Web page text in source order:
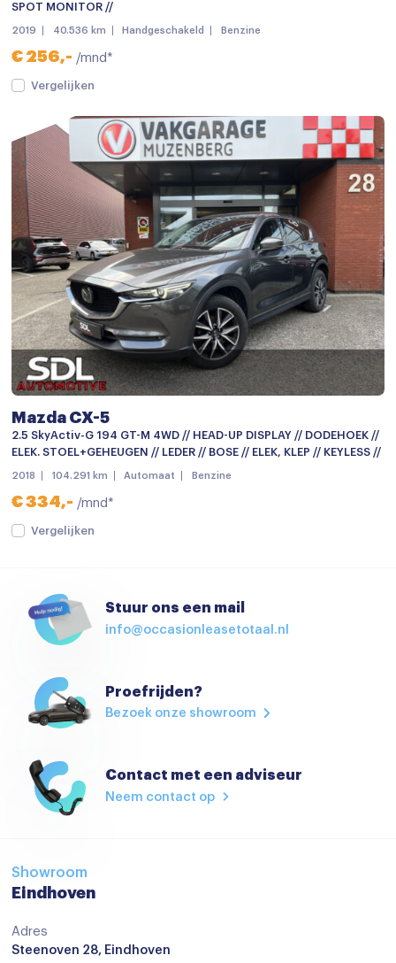
Multi-functioneel stuurwiel
Passagiersstoel in hoogte verstelbaar
Regensensor
Stoelverwarming
Stuur verstelbaar
stuurverwarming
Voorstoelen verwarmd
Start/stop systeem
Airbag(s) hoofd achter
Airbag(s) hoofd voor
Airbag(s) side voor
Airbag bestuurder
Airbag passagier
Alarm klasse 1(startblokkering)
Anti doorSlip Regeling
Autonomous Emergency Braking
Dodehoek detector
Elektronisch Stabiliteits Programma
Hill hold functie
Rijstrooksensor
Verkeersbord detectie
Achteropkomend verkeer waarschuwing
airco automatisch
Bluetooth
SPOT MONITOR //
2019 40.536 km Handgeschakeld Benzine
€ 256,- /mnd*
Vergelijken
Mazda CX-5
2.5 SkyActiv-G 194 GT-M 4WD // HEAD-UP DISPLAY // DODEHOEK //
ELEK. STOEL+GEHEUGEN // LEDER // BOSE // ELEK, KLEP // KEYLESS //
2018 104.291 km Automaat Benzine
€ 334,- /mnd*
Vergelijken
Stuur ons een mail
info@occasionleasetotaal.nl
Proefrijden?
Bezoek onze showroom
Contact met een adviseur
Neem contact op
Showroom
Eindhoven
Adres
Steenoven 28, Eindhoven